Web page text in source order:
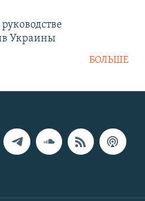
Украины
БОЛЬШЕ